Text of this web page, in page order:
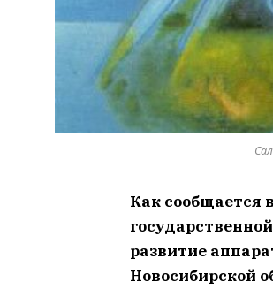
Как сообщается
развитие
Новосибирской